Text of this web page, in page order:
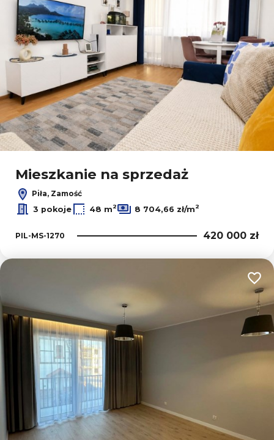
2
Leaflet|© OpenMapTiles© OpenStreetMap contributors
Mieszkanie na sprzedaż
Piła, Zamość
3 pokoje
48 m2 8 704,66 zł/m2
PIL-MS-1270 420 000 zł